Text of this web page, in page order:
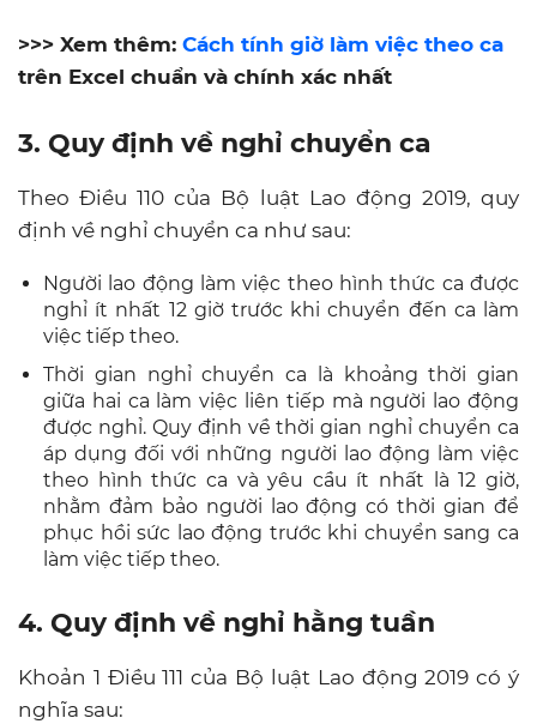
>>> Xem thêm: Cách tính giờ làm việc theo ca
trên Excel chuẩn và chính xác nhất
3. Quy định về nghỉ chuyển ca
Theo Điều 110 của Bộ luật Lao động 2019, quy
định về nghỉ chuyển ca như sau:
Người lao động làm việc theo hình thức ca được
nghỉ ít nhất 12 giờ trước khi chuyển đến ca làm
việc tiếp theo.
Thời gian nghỉ chuyển ca là khoảng thời gian
giữa hai ca làm việc liên tiếp mà người lao động
được nghỉ. Quy định về thời gian nghỉ chuyển ca
áp dụng đối với những người lao động làm việc
theo hình thức ca và yêu cầu ít nhất là 12 giờ,
nhằm đảm bảo người lao động có thời gian để
phục hồi sức lao động trước khi chuyển sang ca
làm việc tiếp theo.
4. Quy định về nghỉ hằng tuần
Khoản 1 Điều 111 của Bộ luật Lao động 2019 có ý
nghĩa sau: